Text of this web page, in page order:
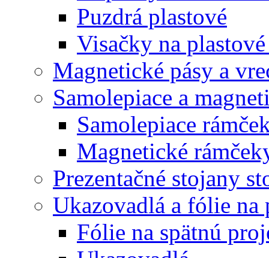
Puzdrá plastové
Visačky na
Magnetické pásy a
Samolepiace a
Samolepiace
Magnetické
Prezentačné stojany
Ukazovadlá a fólie na
Fólie na spätnú